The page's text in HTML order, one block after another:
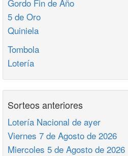
Gordo Fin de Año
5 de Oro
Quiniela
Tombola
Lotería
Sorteos anteriores
Lotería Nacional de ayer
Viernes 7 de Agosto de 2026
Miercoles 5 de Agosto de 2026